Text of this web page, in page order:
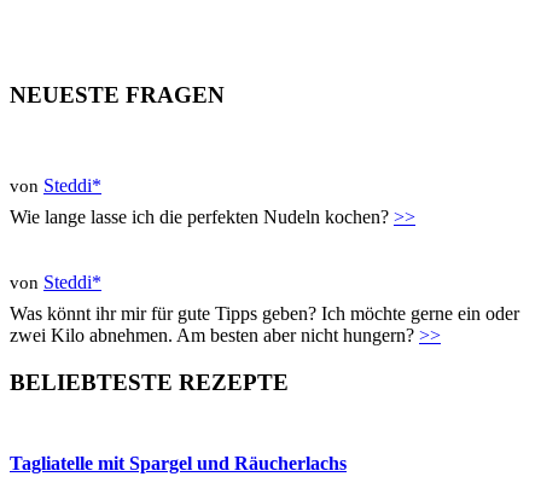
NEUESTE FRAGEN
von Steddi*
Wie lange lasse ich die perfekten Nudeln kochen? >>
von Steddi*
Was könnt ihr mir für gute Tipps geben? Ich möchte gerne ein oder
zwei Kilo abnehmen. Am besten aber nicht hungern? >>
BELIEBTESTE REZEPTE
Tagliatelle mit Spargel und Räucherlachs